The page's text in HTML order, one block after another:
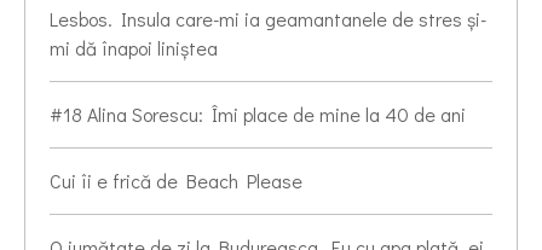
Lesbos. Insula care-mi ia geamantanele de stres și-
mi dă înapoi liniștea
#18 Alina Sorescu: Îmi place de mine la 40 de ani
Cui îi e frică de Beach Please